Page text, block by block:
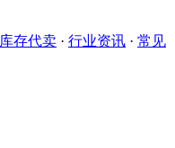
库存代卖 · 行业资讯 · 常见